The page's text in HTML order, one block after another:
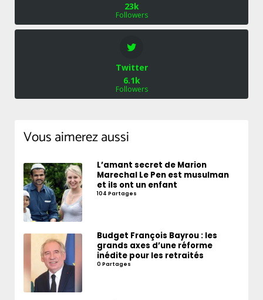
23k
Followers
Twitter
6.1k
Followers
Vous aimerez aussi
L’amant secret de Marion
Marechal Le Pen est musulman
et ils ont un enfant
104 Partages
Budget François Bayrou : les
grands axes d’une réforme
inédite pour les retraités
0 Partages